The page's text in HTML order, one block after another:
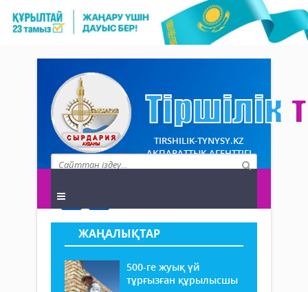
TIRSHILIK-TYNYSY.KZ
АҚПАРАТТЫҚ АГЕНТТІГІ
ЖАҢАЛЫҚТАР
500-ге жуық үй
тұрғызған құрылысшы